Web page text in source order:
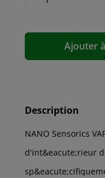
Ajouter
Description
NANO Sensorics
d'int&eacute;rieur